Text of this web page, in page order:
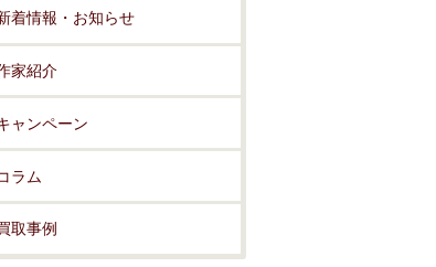
着情報・お知らせ
家紹介
ャンペーン
ラム
取事例